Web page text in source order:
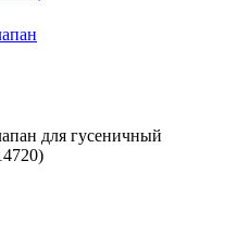
для гусеничный